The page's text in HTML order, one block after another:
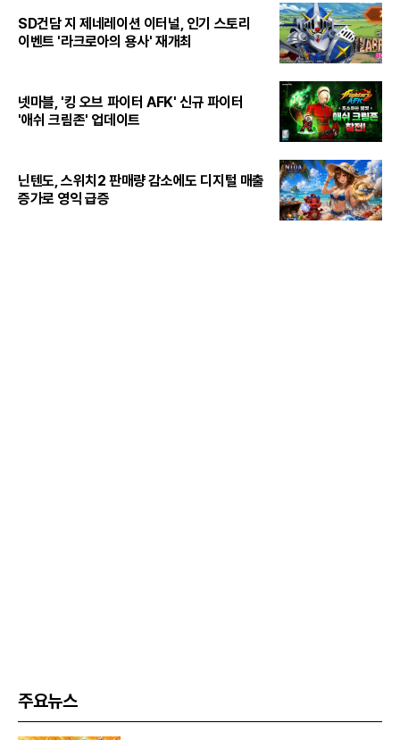
SD건담 지 제네레이션 이터널, 인기 스토리
이벤트 '라크로아의 용사' 재개최
넷마블, '킹 오브 파이터 AFK' 신규 파이터
'애쉬 크림존' 업데이트
닌텐도, 스위치2 판매량 감소에도 디지털 매출
증가로 영익 급증
주요뉴스